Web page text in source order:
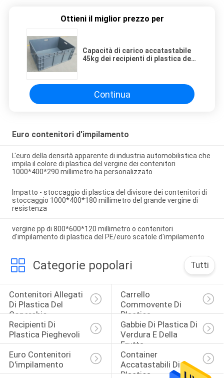
Ottieni il miglior prezzo per
Capacità di carico accatastabile
45kg dei recipienti di plastica del
Continua
Euro contenitori d'impilamento
L'euro della densità apparente di industria automobilistica che
impila il colore di plastica del vergine dei contenitori
1000*400*290 millimetro ha personalizzato
Impatto - stoccaggio di plastica del divisore dei contenitori di
stoccaggio 1000*400*180 millimetro del grande vergine di
resistenza
vergine pp di 800*600*120 millimetro o contenitori
d'impilamento di plastica del PE/euro scatole d'impilamento
Categorie popolari Tutti
Contenitori Allegati
Di Plastica Del
Coperchio
Carrello
Commovente Di
Plastica
Recipienti Di
Plastica Pieghevoli
Gabbie Di Plastica Di
Verdura E Della
Frutta
Euro Contenitori
D'impilamento
Container
Accatastabili Di
Plastica